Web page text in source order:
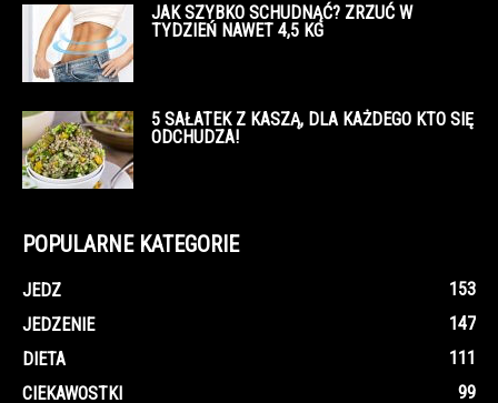
JAK SZYBKO SCHUDNĄĆ? ZRZUĆ W
TYDZIEŃ NAWET 4,5 KG
5 SAŁATEK Z KASZĄ, DLA KAŻDEGO KTO SIĘ
ODCHUDZA!
POPULARNE KATEGORIE
JEDZ
153
JEDZENIE
147
DIETA
111
CIEKAWOSTKI
99